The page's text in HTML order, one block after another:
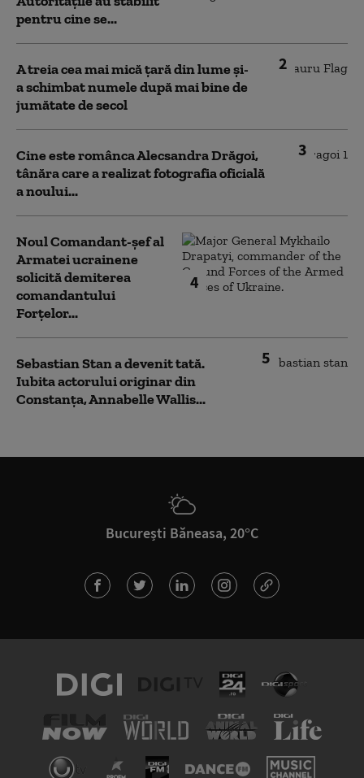
pentru cine se...
2
A treia cea mai mică țară din lume și-
a schimbat numele după mai bine de
jumătate de secol
3
Cine este românca Alecsandra Drăgoi,
tânăra care a realizat fotografia oficială
a noului...
4
Noul Comandant-șef al
Armatei ucrainene
solicită demiterea
comandantului
Forțelor...
5
Sebastian Stan a devenit tată.
Iubita actorului originar din
Constanța, Annabelle Wallis...
București Băneasa, 20°C